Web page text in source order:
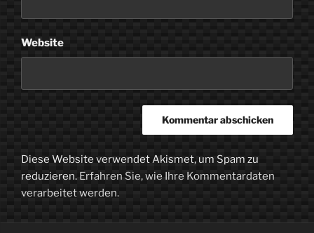
Website
Diese Website verwendet Akismet, um Spam zu
reduzieren. Erfahren Sie, wie Ihre Kommentardaten
verarbeitet werden.